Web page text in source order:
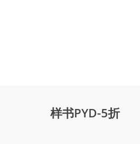
样书PYD-5折